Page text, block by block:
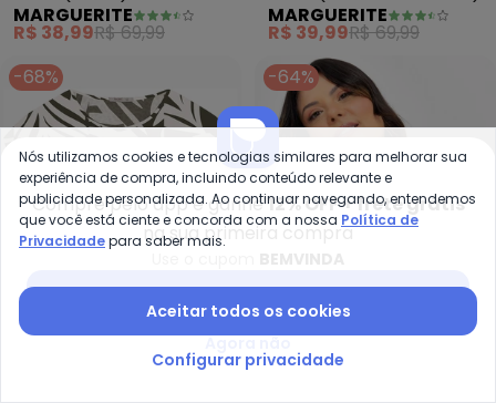
Japonesa em Cotton
MARGUERITE
R$ 38,99R$ 69,99
em Malha de Viscose
MARGUERITE
R$ 39,99R$ 69,99
-68%
Secret Glam - Blusa Manga
-64%
Compre pelo app e ganhe12% OFF + frete grátis
na sua primeira compra
Nós utilizamos cookies e tecnologias similares para melhorar sua
experiência de compra, incluindo conteúdo relevante e
publicidade personalizada. Ao continuar navegando, entendemos
que você está ciente e concorda com a nossa Política de
Privacidadepara saber mais.
Aceitar todos os cookies
Configurar privacidade